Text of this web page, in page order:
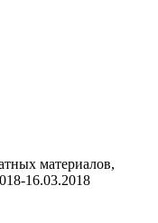
материалов,
16.03.2018